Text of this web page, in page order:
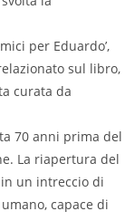
per Eduardo’,
sul libro,
curata da
70 anni prima del
La riapertura del
un intreccio di
capace di